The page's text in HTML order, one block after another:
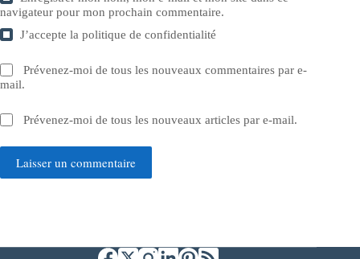
navigateur pour mon prochain commentaire.
J’accepte lapolitique de confidentialité
Prévenez-moi de tous les nouveaux commentaires par e-
mail.
Prévenez-moi de tous les nouveaux articles par e-mail.
Laisser un commentaire